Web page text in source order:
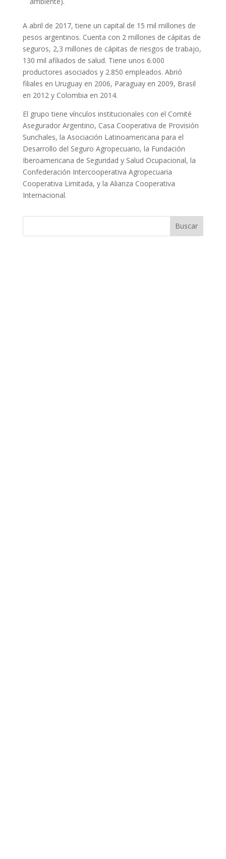
A abril de 2017, tiene un capital de 15 mil millones de
pesos argentinos. Cuenta con 2 millones de cápitas de
seguros, 2,3 millones de cápitas de riesgos de trabajo,
130 mil afiliados de salud. Tiene unos 6.000
productores asociados y 2.850 empleados. Abrió
filiales en Uruguay en 2006, Paraguay en 2009, Brasil
en 2012 y Colombia en 2014.
El grupo tiene vínculos institucionales con el Comité
Asegurador Argentino, Casa Cooperativa de Provisión
Sunchales, la Asociación Latinoamericana para el
Desarrollo del Seguro Agropecuario, la Fundación
Iberoamericana de Seguridad y Salud Ocupacional, la
Confederación Intercooperativa Agropecuaria
Cooperativa Limitada, y la Alianza Cooperativa
Internacional.